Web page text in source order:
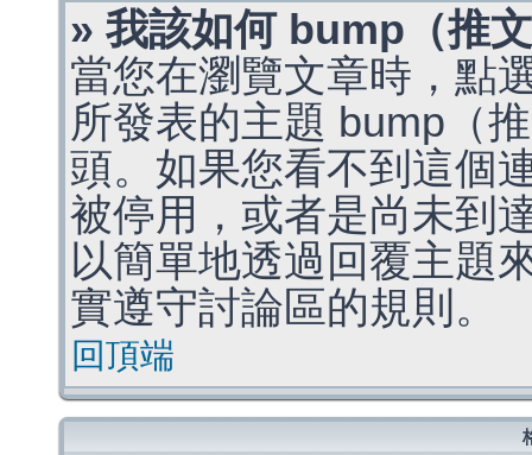
» 我該如何 bump（推
當您在瀏覽文章時，點
所發表的主題 bump（
頭。如果您看不到這個
被停用，或者是尚未到
以簡單地透過回覆主題
實遵守討論區的規則。
回頂端